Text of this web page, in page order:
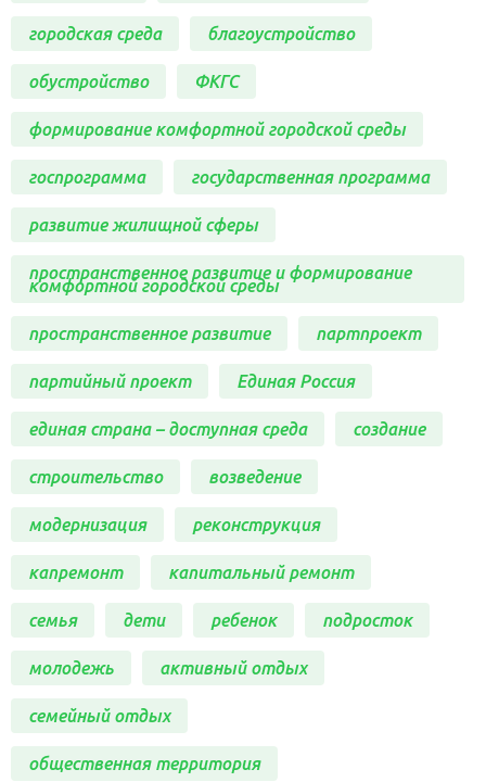
городская среда благоустройство
обустройство ФКГС
формирование комфортной городской среды
госпрограмма государственная программа
развитие жилищной сферы
пространственное развитие и формирование
комфортной городской среды
пространственное развитие партпроект
партийный проект Единая Россия
единая страна – доступная среда создание
строительство возведение
модернизация реконструкция
капремонт капитальный ремонт
семья дети ребенок подросток
молодежь активный отдых
семейный отдых
общественная территория